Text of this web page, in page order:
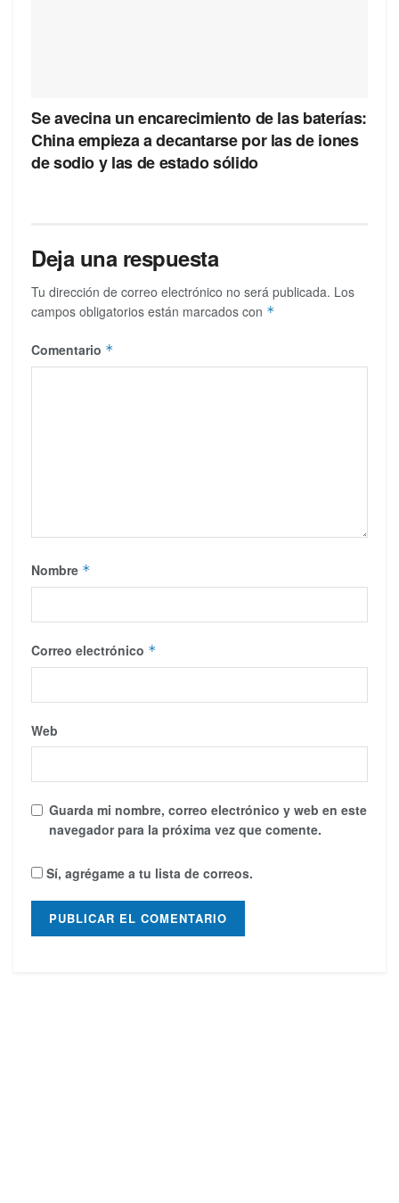
Se avecina un encarecimiento de las baterías:
China empieza a decantarse por las de iones
de sodio y las de estado sólido
Deja una respuesta
Tu dirección de correo electrónico no será publicada. Los
campos obligatorios están marcados con *
Comentario *
Nombre *
Correo electrónico *
Web
Guarda mi nombre, correo electrónico y web en este
navegador para la próxima vez que comente.
Sí, agrégame a tu lista de correos.